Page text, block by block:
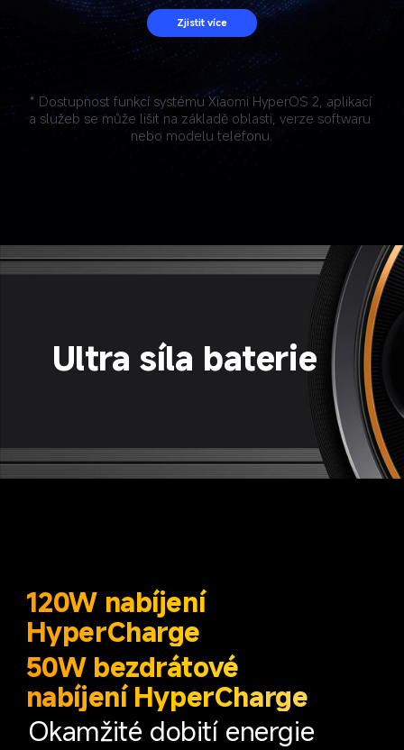
Zjistit více
* Dostupnost funkcí systému Xiaomi HyperOS 2, aplikací
a služeb se může lišit na základě oblasti, verze softwaru
nebo modelu telefonu.
Ultra síla baterie
120W nabíjení
HyperCharge
50W bezdrátové
nabíjení HyperCharge
Okamžité dobití energie